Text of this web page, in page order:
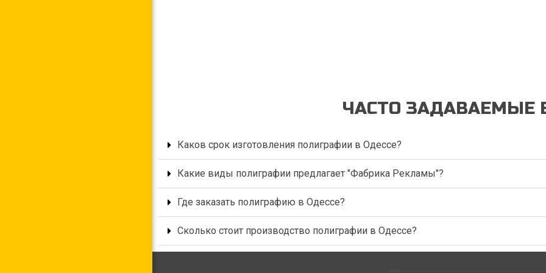
ЧАСТО ЗАДАВАЕМЫЕ
Каков срок изготовления полиграфии в Одессе?
Какие виды полиграфии предлагает "Фабрика Рекламы"?
Где заказать полиграфию в Одессе?
Сколько стоит производство полиграфии в Одессе?